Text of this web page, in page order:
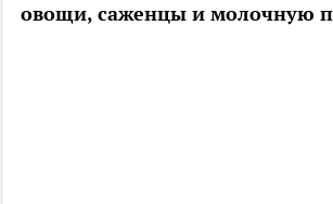
овощи, саженцы и молочную